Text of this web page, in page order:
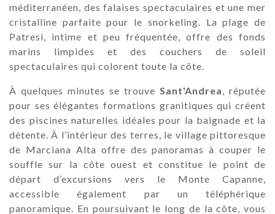
méditerranéen, des falaises spectaculaires et une mer
cristalline parfaite pour le snorkeling. La plage de
Patresi, intime et peu fréquentée, offre des fonds
marins limpides et des couchers de soleil
spectaculaires qui colorent toute la côte.
À quelques minutes se trouve Sant'Andrea, réputée
pour ses élégantes formations granitiques qui créent
des piscines naturelles idéales pour la baignade et la
détente. À l’intérieur des terres, le village pittoresque
de Marciana Alta offre des panoramas à couper le
souffle sur la côte ouest et constitue le point de
départ d’excursions vers le Monte Capanne,
accessible également par un téléphérique
panoramique. En poursuivant le long de la côte, vous